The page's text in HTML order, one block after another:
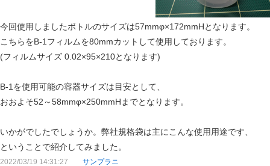
今回使用しましたボトルのサイズは57mmφ×172mmHとなります。
こちらをB-1フィルムを80mmカットして使用しております。
(フィルムサイズ 0.02×95×210となります)
B-1を使用可能の容器サイズは目安として、
おおよそ52～58mmφ×250mmHまでとなります。
いかがでしたでしょうか。弊社規格袋は主にこんな使用用途です、
ということで紹介してみました。
2022/03/19 14:31:27 サンプラニ